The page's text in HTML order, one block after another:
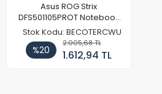
Asus ROG Strix
DFS501105PROT Notebook
CPU ve GPU Fan (Model 1)
Stok Kodu: BECOTERCWU
%20
2.005,68 TL
1.612,94 TL